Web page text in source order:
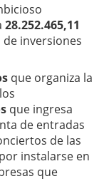
28.252.465,11
inversiones
que organiza la
que ingresa
de entradas
de las
instalarse en
que